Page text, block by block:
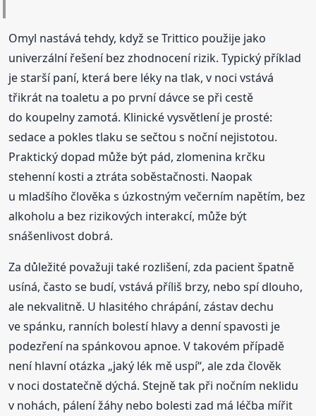
Omyl nastává tehdy, když se Trittico použije jako
univerzální řešení bez zhodnocení rizik. Typický příklad
je starší paní, která bere léky na tlak, v noci vstává
třikrát na toaletu a po první dávce se při cestě
do koupelny zamotá. Klinické vysvětlení je prosté:
sedace a pokles tlaku se sečtou s noční nejistotou.
Praktický dopad může být pád, zlomenina krčku
stehenní kosti a ztráta soběstačnosti. Naopak
u mladšího člověka s úzkostným večerním napětím, bez
alkoholu a bez rizikových interakcí, může být
snášenlivost dobrá.
Za důležité považuji také rozlišení, zda pacient špatně
usíná, často se budí, vstává příliš brzy, nebo spí dlouho,
ale nekvalitně. U hlasitého chrápání, zástav dechu
ve spánku, ranních bolestí hlavy a denní spavosti je
podezření na spánkovou apnoe. V takovém případě
není hlavní otázka „jaký lék mě uspí“, ale zda člověk
v noci dostatečně dýchá. Stejně tak při nočním neklidu
v nohách, pálení žáhy nebo bolesti zad má léčba mířit